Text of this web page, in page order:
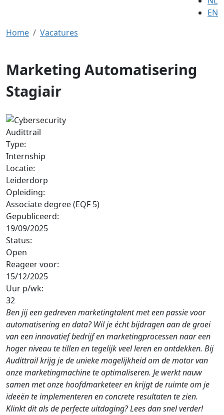
EN
Home
Vacatures
Marketing Automatisering
Stagiair
Audittrail
Type:
Internship
Locatie:
Leiderdorp
Opleiding:
Associate degree (EQF 5)
Gepubliceerd:
19/09/2025
Status:
Open
Reageer voor:
15/12/2025
Uur p/wk:
32
Ben jij een gedreven marketingtalent met een passie voor
automatisering en data? Wil je écht bijdragen aan de groei
van een innovatief bedrijf en marketingprocessen naar een
hoger niveau te tillen en tegelijk veel leren en ontdekken. Bij
Audittrail krijg je de unieke mogelijkheid om de motor van
onze marketingmachine te optimaliseren. Je werkt nauw
samen met onze hoofdmarketeer en krijgt de ruimte om je
ideeën te implementeren en concrete resultaten te zien.
Klinkt dit als de perfecte uitdaging? Lees dan snel verder!